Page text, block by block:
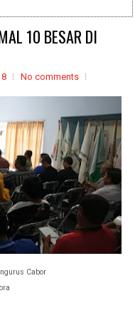
10 BESAR DI
No comments
Cabor